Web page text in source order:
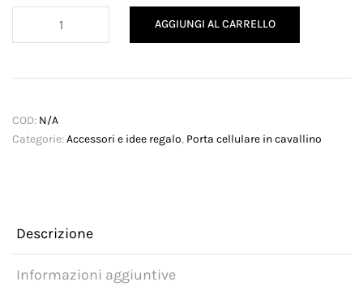
AGGIUNGI AL CARRELLO
COD: N/A
Categorie:Accessori e idee regalo, Porta cellulare in cavallino
Descrizione
Informazioni aggiuntive